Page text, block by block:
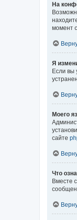
На
момент
Я
Если вы
Моего
сайте
Что
Вместе